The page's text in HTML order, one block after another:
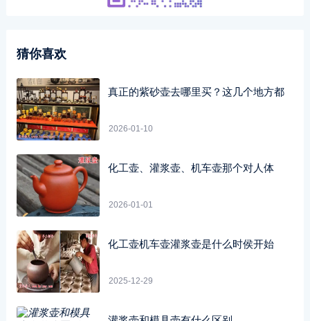
猜你喜欢
真正的紫砂壶去哪里买？这几个地方都
2026-01-10
化工壶、灌浆壶、机车壶那个对人体
2026-01-01
化工壶机车壶灌浆壶是什么时侯开始
2025-12-29